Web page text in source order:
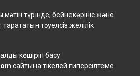
мәтін түрінде, бейнекөрініс және
тәуелсіз желілік
көшіріп басу
сайтына тікелей гиперсілтеме